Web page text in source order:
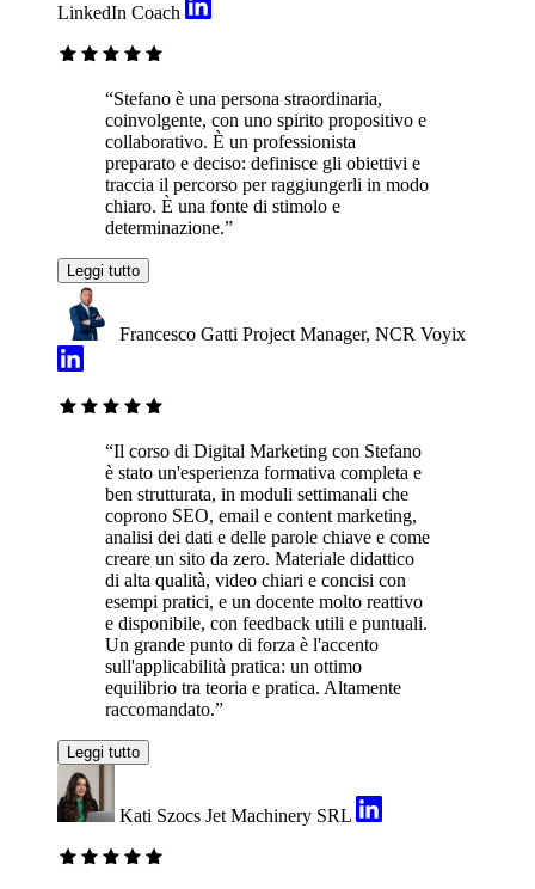
LinkedIn Coach
“Stefano è una persona straordinaria,
coinvolgente, con uno spirito propositivo e
collaborativo. È un professionista
preparato e deciso: definisce gli obiettivi e
traccia il percorso per raggiungerli in modo
chiaro. È una fonte di stimolo e
determinazione.”
Leggi tutto
Francesco Gatti Project Manager, NCR Voyix
“Il corso di Digital Marketing con Stefano
è stato un'esperienza formativa completa e
ben strutturata, in moduli settimanali che
coprono SEO, email e content marketing,
analisi dei dati e delle parole chiave e come
creare un sito da zero. Materiale didattico
di alta qualità, video chiari e concisi con
esempi pratici, e un docente molto reattivo
e disponibile, con feedback utili e puntuali.
Un grande punto di forza è l'accento
sull'applicabilità pratica: un ottimo
equilibrio tra teoria e pratica. Altamente
raccomandato.”
Leggi tutto
Kati Szocs Jet Machinery SRL